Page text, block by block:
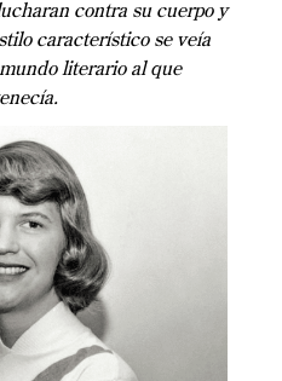
contra su cuerpo y
característico se veía
literario al que